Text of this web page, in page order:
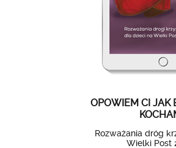
OPOWIEM CI JAK
Rozważania dróg
Wielki Post